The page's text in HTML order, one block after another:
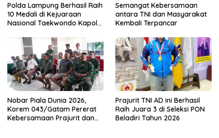
Polda Lampung Berhasil Raih
10 Medali di Kejuaraan
Nasional Taekwondo Kapolri
Semangat Kebersamaan
antara TNI dan Masyarakat
Kembali Terpancar
Nobar Piala Dunia 2026,
Korem 043/Gatam Pererat
Kebersamaan Prajurit dan
Prajurit TNI AD ini Berhasil
Raih Juara 3 di Seleksi PON
Beladiri Tahun 2026